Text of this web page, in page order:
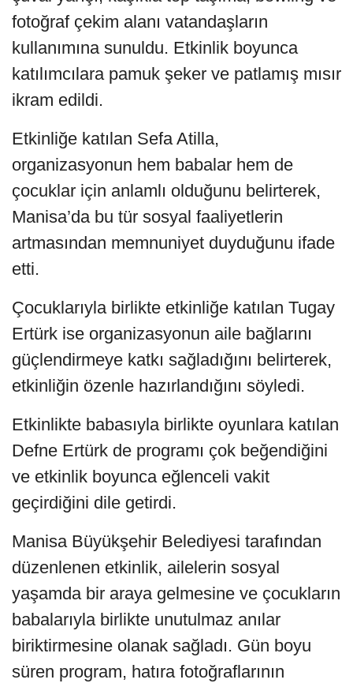
fotoğraf çekim alanı vatandaşların
kullanımına sunuldu. Etkinlik boyunca
katılımcılara pamuk şeker ve patlamış mısır
ikram edildi.
Etkinliğe katılan Sefa Atilla,
organizasyonun hem babalar hem de
çocuklar için anlamlı olduğunu belirterek,
Manisa’da bu tür sosyal faaliyetlerin
artmasından memnuniyet duyduğunu ifade
etti.
Çocuklarıyla birlikte etkinliğe katılan Tugay
Ertürk ise organizasyonun aile bağlarını
güçlendirmeye katkı sağladığını belirterek,
etkinliğin özenle hazırlandığını söyledi.
Etkinlikte babasıyla birlikte oyunlara katılan
Defne Ertürk de programı çok beğendiğini
ve etkinlik boyunca eğlenceli vakit
geçirdiğini dile getirdi.
Manisa Büyükşehir Belediyesi tarafından
düzenlenen etkinlik, ailelerin sosyal
yaşamda bir araya gelmesine ve çocukların
babalarıyla birlikte unutulmaz anılar
biriktirmesine olanak sağladı. Gün boyu
süren program, hatıra fotoğraflarının